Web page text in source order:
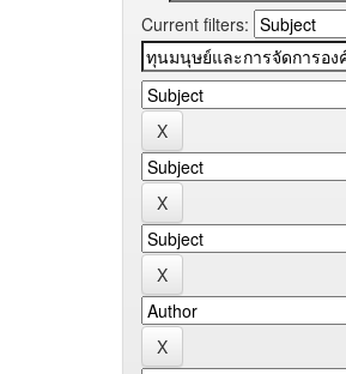
Current filters: